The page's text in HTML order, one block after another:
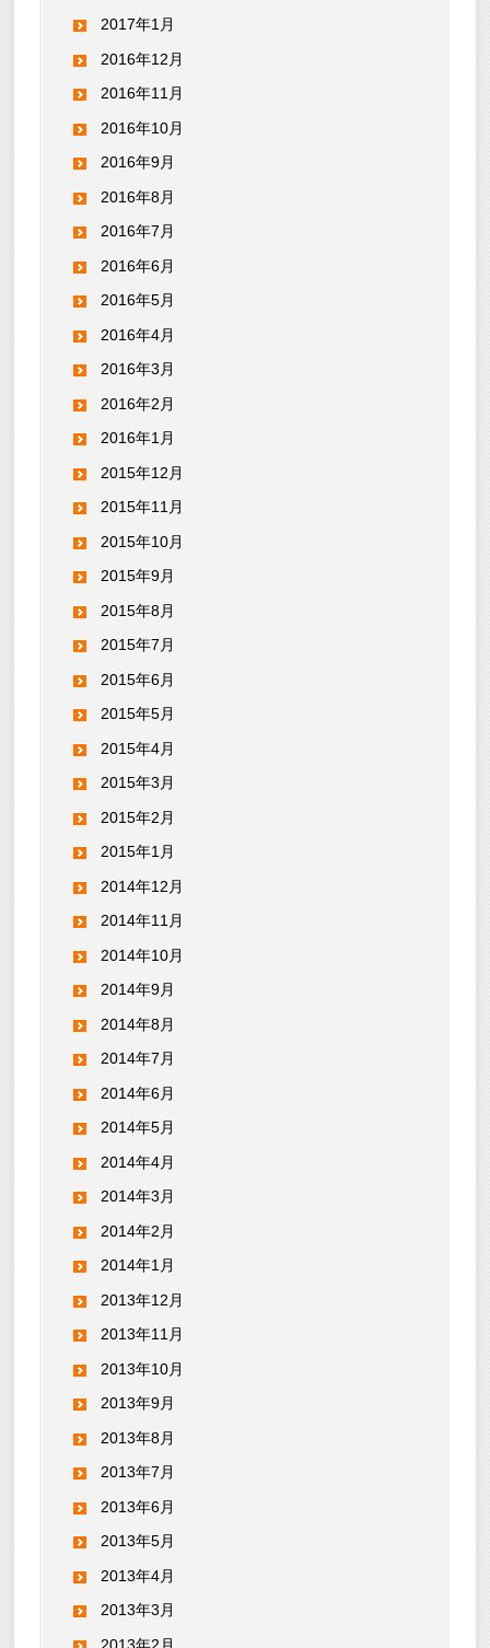
2017年1月
2016年12月
2016年11月
2016年10月
2016年9月
2016年8月
2016年7月
2016年6月
2016年5月
2016年4月
2016年3月
2016年2月
2016年1月
2015年12月
2015年11月
2015年10月
2015年9月
2015年8月
2015年7月
2015年6月
2015年5月
2015年4月
2015年3月
2015年2月
2015年1月
2014年12月
2014年11月
2014年10月
2014年9月
2014年8月
2014年7月
2014年6月
2014年5月
2014年4月
2014年3月
2014年2月
2014年1月
2013年12月
2013年11月
2013年10月
2013年9月
2013年8月
2013年7月
2013年6月
2013年5月
2013年4月
2013年3月
2013年2月